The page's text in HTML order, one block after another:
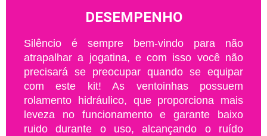
DESEMPENHO
Silêncio é sempre bem-vindo para não
atrapalhar a jogatina, e com isso você não
precisará se preocupar quando se equipar
com este kit! As ventoinhas possuem
rolamento hidráulico, que proporciona mais
leveza no funcionamento e garante baixo
ruido durante o uso, alcançando o ruído